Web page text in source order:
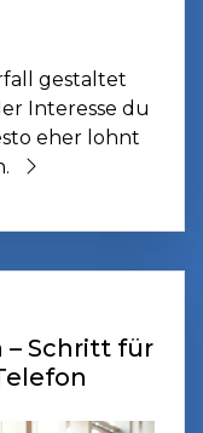
gestaltet
Interesse du
eher lohnt
– Schritt für